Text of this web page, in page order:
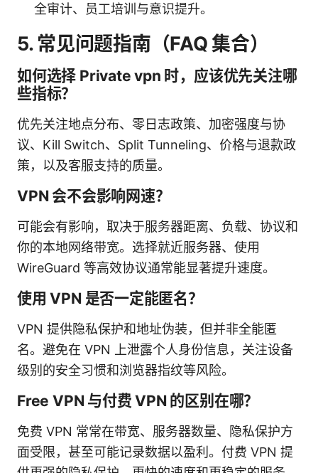
全审计、员工培训与意识提升。
5. 常见问题指南（FAQ 集合）
如何选择 Private vpn 时，应该优先关注哪
些指标？
优先关注地点分布、零日志政策、加密强度与协
议、Kill Switch、Split Tunneling、价格与退款政
策，以及客服支持的质量。
VPN 会不会影响网速？
可能会有影响，取决于服务器距离、负载、协议和
你的本地网络带宽。选择就近服务器、使用
WireGuard 等高效协议通常能显著提升速度。
使用 VPN 是否一定能匿名？
VPN 提供隐私保护和地址伪装，但并非全能匿
名。避免在 VPN 上泄露个人身份信息，关注设备
级别的安全习惯和浏览器指纹等风险。
Free VPN 与付费 VPN 的区别在哪？
免费 VPN 常常在带宽、服务器数量、隐私保护方
面受限，甚至可能记录数据以盈利。付费 VPN 提